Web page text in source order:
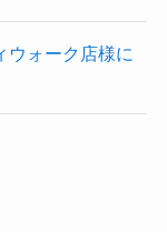
ォーク店様に